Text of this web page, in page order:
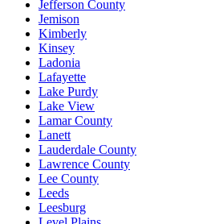
Jefferson County
Jemison
Kimberly
Kinsey
Ladonia
Lafayette
Lake Purdy
Lake View
Lamar County
Lanett
Lauderdale County
Lawrence County
Lee County
Leeds
Leesburg